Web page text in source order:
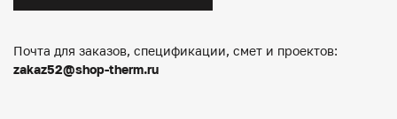
Почта для заказов, спецификации, смет и проектов:
zakaz52@shop-therm.ru